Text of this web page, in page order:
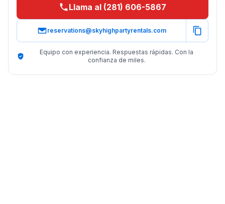
Llama al (281) 606-5867
reservations@skyhighpartyrentals.com
Equipo con experiencia. Respuestas rápidas. Con la
confianza de miles.